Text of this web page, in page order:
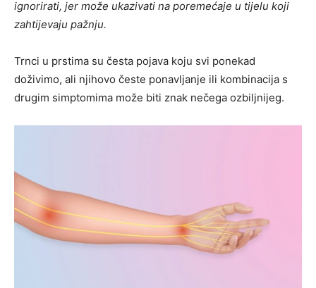
ignorirati, jer može ukazivati na poremećaje u tijelu koji
zahtijevaju pažnju.
Trnci u prstima su česta pojava koju svi ponekad
doživimo, ali njihovo česte ponavljanje ili kombinacija s
drugim simptomima može biti znak nečega ozbiljnijeg.